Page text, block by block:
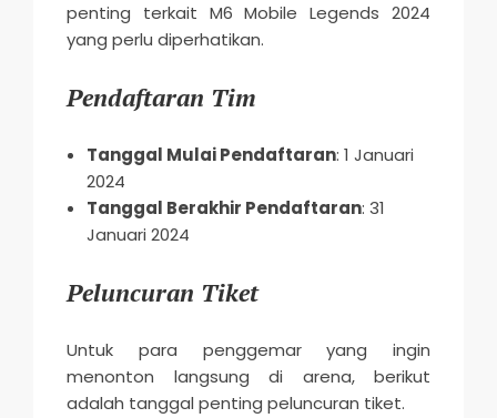
penting terkait M6 Mobile Legends 2024
yang perlu diperhatikan.
Pendaftaran Tim
Tanggal Mulai Pendaftaran: 1 Januari
2024
Tanggal Berakhir Pendaftaran: 31
Januari 2024
Peluncuran Tiket
Untuk para penggemar yang ingin
menonton langsung di arena, berikut
adalah tanggal penting peluncuran tiket.